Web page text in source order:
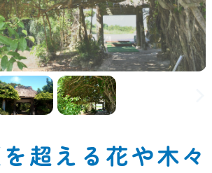
超える花や木々